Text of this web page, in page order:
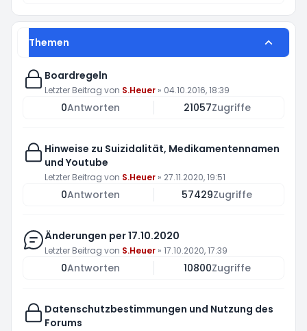
Themen
Boardregeln
Letzter Beitrag von S.Heuer » 04.10.2016, 18:39
0Antworten 21057Zugriffe
Hinweise zu Suizidalität, Medikamentennamen
und Youtube
Letzter Beitrag von S.Heuer » 27.11.2020, 19:51
0Antworten 57429Zugriffe
Änderungen per 17.10.2020
Letzter Beitrag von S.Heuer » 17.10.2020, 17:39
0Antworten 10800Zugriffe
Datenschutzbestimmungen und Nutzung des
Forums